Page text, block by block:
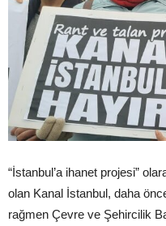
“İstanbul’a ihanet projesi”
olan Kanal İstanbul, daha
rağmen Çevre ve Şehircilik